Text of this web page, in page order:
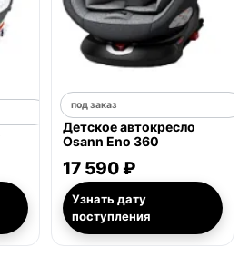
под заказ
Детское автокресло
Osann Eno 360
17 590 ₽
Узнать дату
поступления